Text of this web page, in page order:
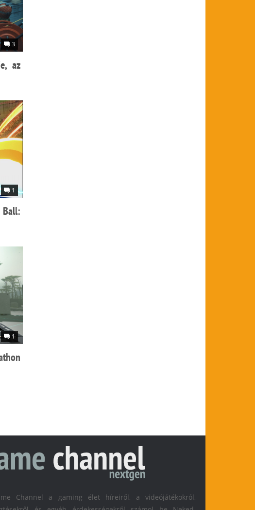
3
az
1
1
Channel a gaming élet híreiről, a videójátékokról,